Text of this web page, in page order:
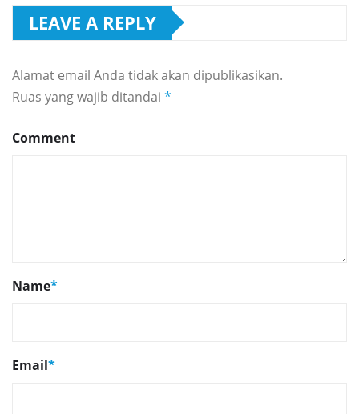
LEAVE A REPLY
Alamat email Anda tidak akan dipublikasikan.
Ruas yang wajib ditandai *
Comment
Name*
Email*